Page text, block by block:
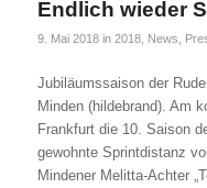
Endlich wieder
9. Mai 2018 in 2018, News
Jubiläumssaison der
Minden (hildebrand). Am
Frankfurt die 10. Saison
gewohnte Sprintdistanz
Mindener Melitta-Achter